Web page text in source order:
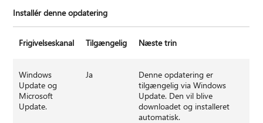
Installér denne opdatering
Frigivelseskanal Tilgængelig Næste trin
Windows
Update og
Microsoft
Update.
Ja
Denne opdatering er
tilgængelig via Windows
Update. Den vil blive
downloadet og installeret
automatisk.